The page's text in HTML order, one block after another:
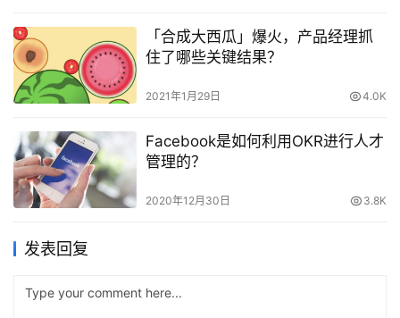
「合成大西瓜」爆火，产品经理抓
住了哪些关键结果？
2021年1月29日 4.0K
Facebook是如何利用OKR进行人才
管理的？
2020年12月30日 3.8K
发表回复